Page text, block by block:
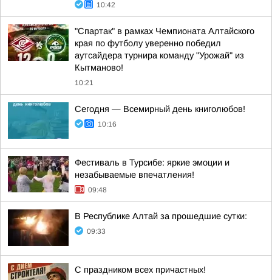
10:42
"Спартак" в рамках Чемпионата Алтайского
края по футболу уверенно победил
аутсайдера турнира команду "Урожай" из
Кытманово!
10:21
Сегодня — Всемирный день книголюбов!
10:16
Фестиваль в Турсибе: яркие эмоции и
незабываемые впечатления!
09:48
В Республике Алтай за прошедшие сутки:
09:33
С праздником всех причастных!